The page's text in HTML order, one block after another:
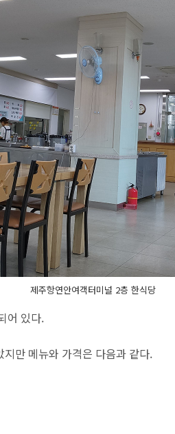
제주항연안여객터미널 2층 한식당
어 있다.
만 메뉴와 가격은 다음과 같다.